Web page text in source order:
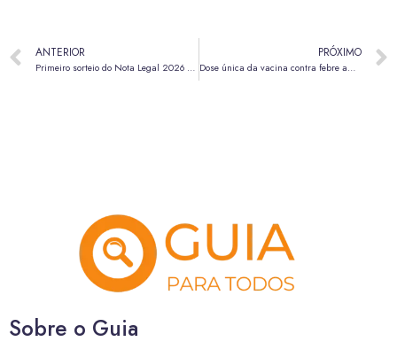
ANTERIOR
Primeiro sorteio do Nota Legal 2026 acontece nesta quarta-feira, 20 de maio
PRÓXIMO
Dose única da vacina contra febre amarela garante proteção para toda a vida
Sobre o Guia